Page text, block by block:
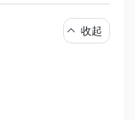
收起